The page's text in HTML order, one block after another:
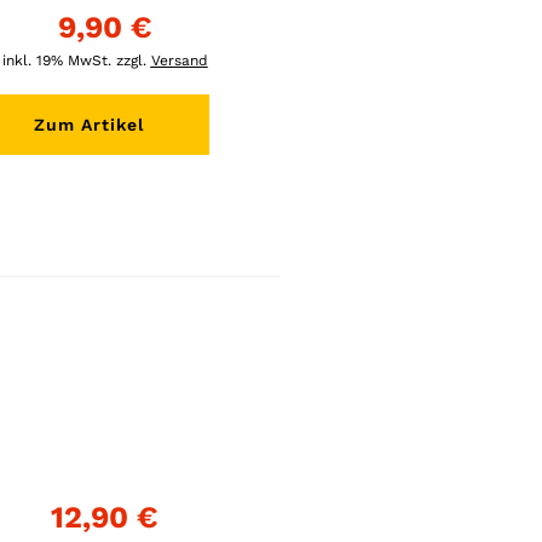
9,90 €
inkl. 19% MwSt. zzgl. Versand
Zum Artikel
12,90 €